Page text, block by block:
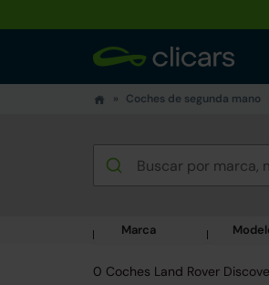
Coches de segunda mano
Marca
0 Coches Land Rover